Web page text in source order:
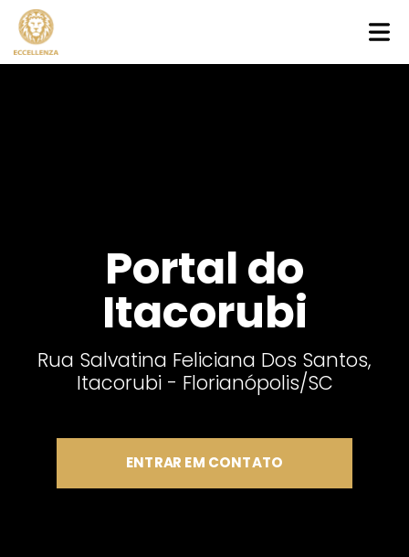
Portal do
Itacorubi
Rua Salvatina Feliciana Dos Santos,
Itacorubi - Florianópolis/SC
ENTRAR EM CONTATO